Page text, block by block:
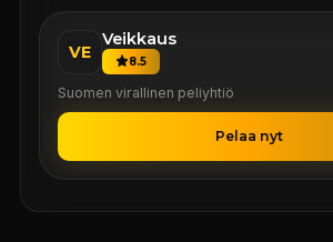
VE
Veikkaus
8.5
Suomen virallinen peliyhtiö
Pelaa nyt